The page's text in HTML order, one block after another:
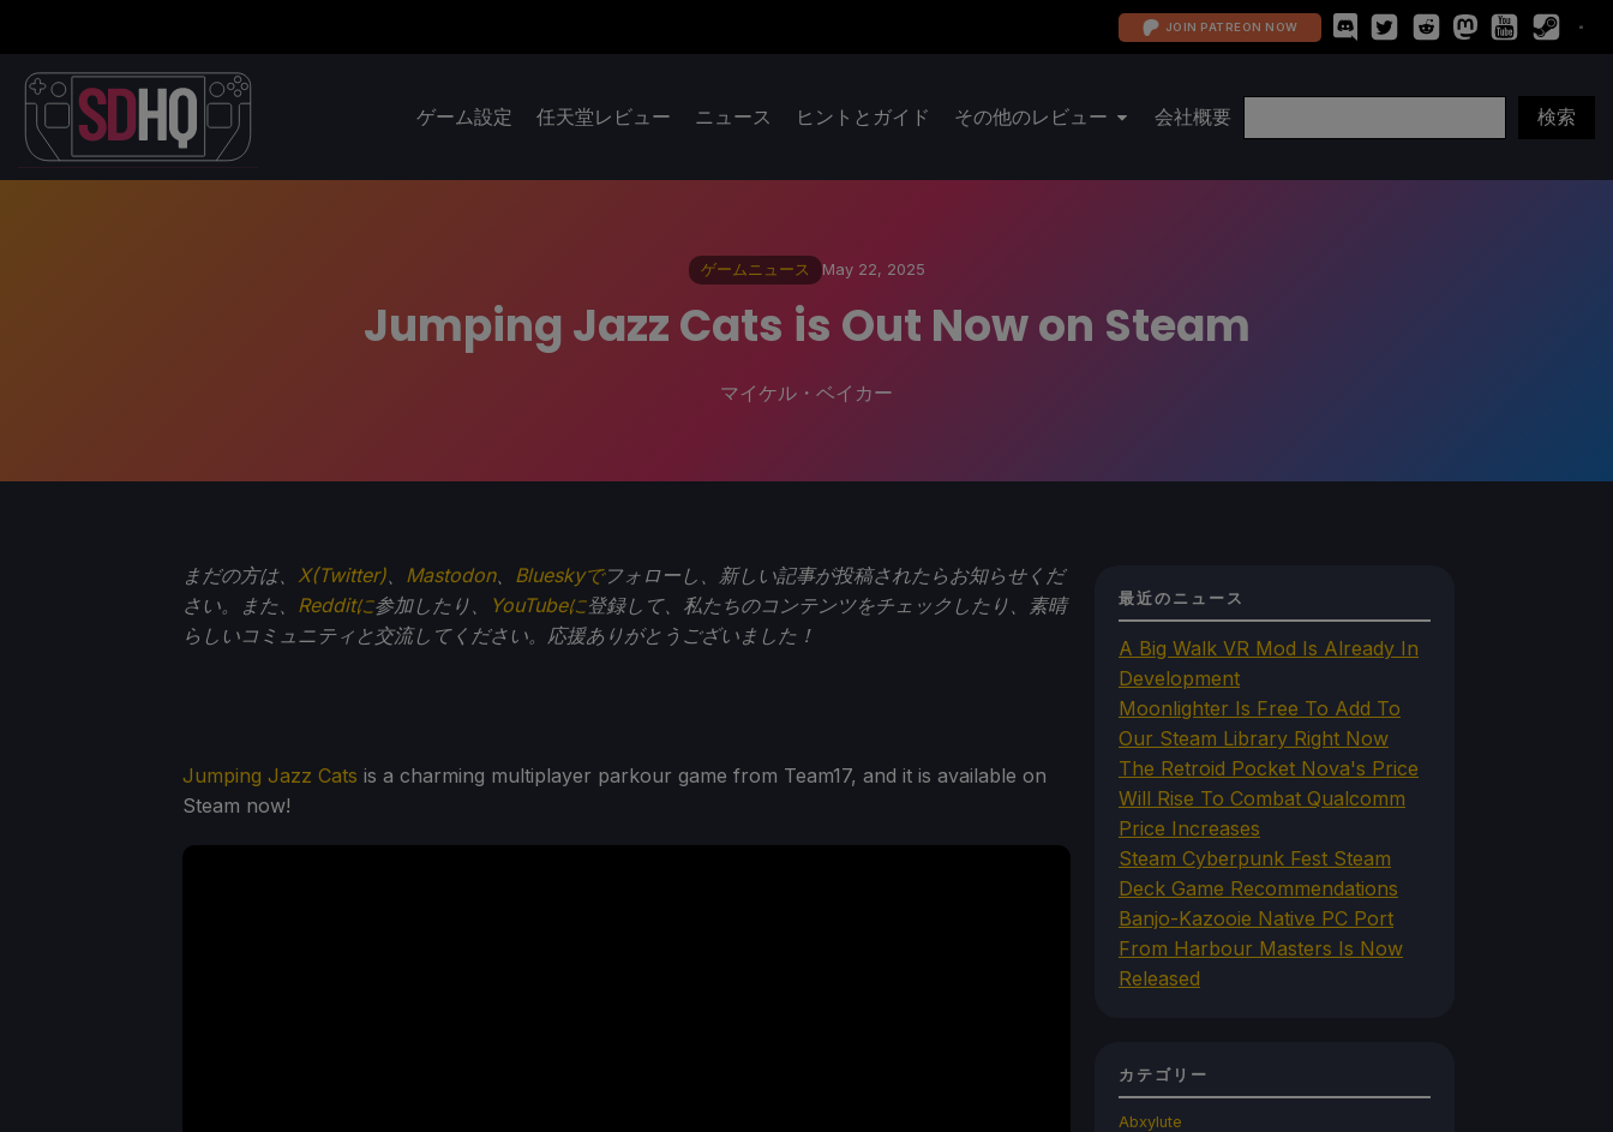
JOIN PATREON NOW
ゲーム設定 任天堂レビュー ニュース ヒントとガイド その他のレビュー 会社概要
ゲームニュース May 22, 2025
Jumping Jazz Cats is Out Now on Steam
マイケル・ベイカー
まだの方は、 X(Twitter) Mastodon、 Blueskyでフォローし、新しい記事が投稿されたらお知らせくだ
さい。また、 Redditに参加したり、 YouTubeに登録して、私たちのコンテンツをチェックしたり、素晴
らしいコミュニティと交流してください。応援ありがとうございました！
Jumping Jazz Cats is a charming multiplayer parkour game from Team17, and it is available on
Steam now!
最近のニュース
A Big Walk VR Mod Is Already In
Development
Moonlighter Is Free To Add To
Our Steam Library Right Now
The Retroid Pocket Nova's Price
Will Rise To Combat Qualcomm
Price Increases
Steam Cyberpunk Fest Steam
Deck Game Recommendations
Banjo-Kazooie Native PC Port
From Harbour Masters Is Now
Released
カテゴリー
Abxylute